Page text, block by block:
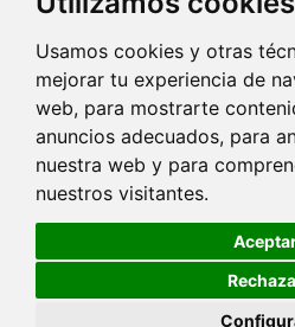
Usamos cookies y otras
mejorar tu experiencia de
web, para mostrarte
anuncios adecuados, para
nuestra web y para
nuestros visitantes.
¡Últimas
30,95 €
Añadir a
RECIBE NUESTRAS
Acepto la política
©2026 Dolls And Dolls. Todos los derechos